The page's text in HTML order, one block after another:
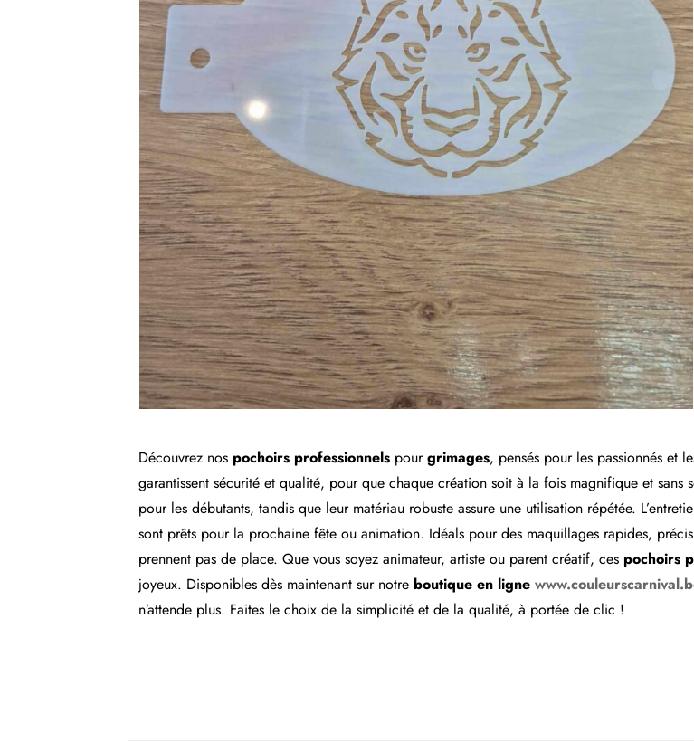
Découvrez nos pochoirs professionnelspourgrimages, pensés pour les passionnés et
garantissent sécurité et qualité, pour que chaque création soit à la fois magnifique et sans
pour les débutants, tandis que leur matériau robuste assure une utilisation répétée.
sont prêts pour la prochaine fête ou animation. Idéals pour des maquillages rapides,
prennent pas de place. Que vous soyez animateur, artiste ou parent créatif, ces pochoirs
joyeux. Disponibles dès maintenant sur notre boutique en ligne
n’attende plus. Faites le choix de la simplicité et de la qualité, à portée de clic !